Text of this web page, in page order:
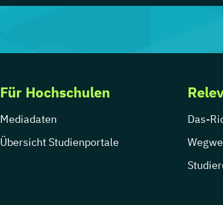
Für Hochschulen
Mediadaten
Übersicht Studienportale
Das-